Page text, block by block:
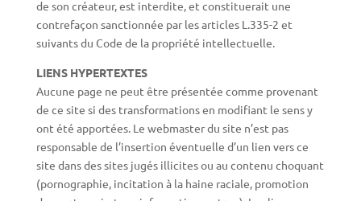
de son créateur, est interdite, et constituerait une
contrefaçon sanctionnée par les articles L.335-2 et
suivants du Code de la propriété intellectuelle.
LIENS HYPERTEXTES
Aucune page ne peut être présentée comme provenant
de ce site si des transformations en modifiant le sens y
ont été apportées. Le webmaster du site n’est pas
responsable de l’insertion éventuelle d’un lien vers ce
site dans des sites jugés illicites ou au contenu choquant
(pornographie, incitation à la haine raciale, promotion